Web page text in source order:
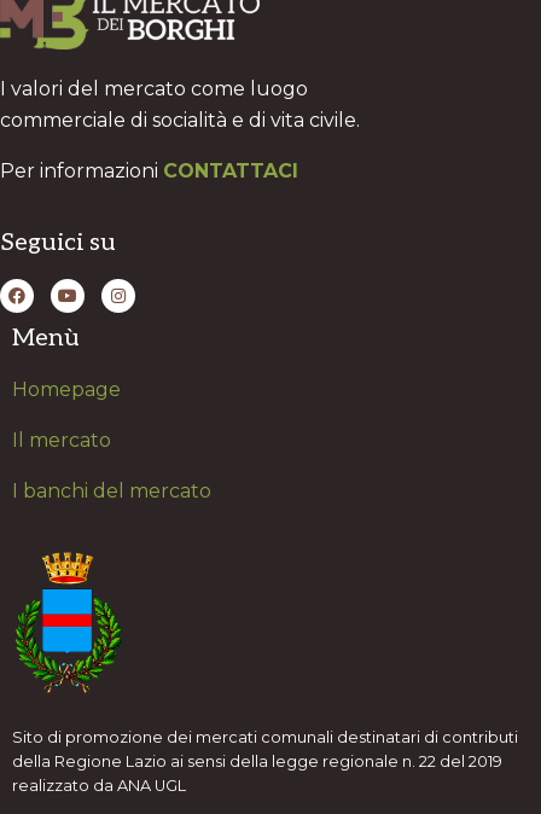
I valori del mercato come luogo
commerciale di socialità e di vita civile.
Per informazioni CONTATTACI
Seguici su
Menù
Homepage
Il mercato
I banchi del mercato
Sito di promozione dei mercati comunali destinatari di contributi
della Regione Lazio ai sensi della legge regionale n. 22 del 2019
realizzato da ANA UGL